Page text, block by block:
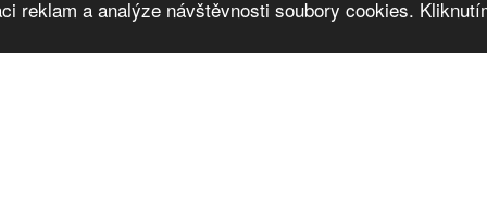
reklam a analýze návštěvnosti soubory cookies.